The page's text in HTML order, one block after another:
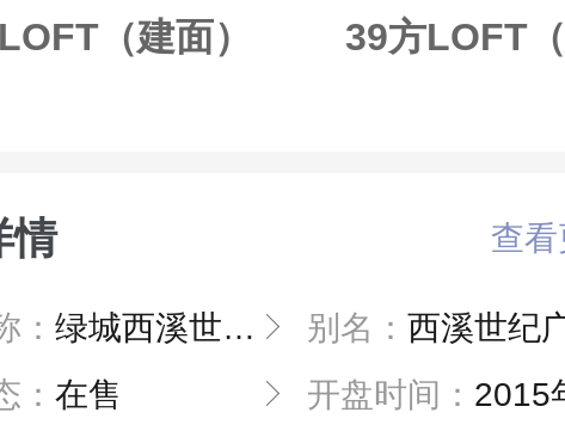
（建面） 39方LOFT
情 查
： 绿城西溪世纪广场 别名： 西溪世纪
： 在售 开盘时间： 2015年8月23